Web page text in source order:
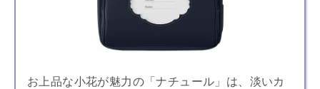
お上品な小花が魅力の「ナチュール」は、淡いカ